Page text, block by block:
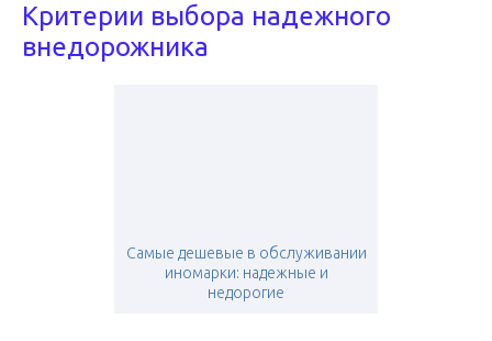
Критерии выбора надежного
внедорожника
Самые дешевые в обслуживании
иномарки: надежные и
недорогие